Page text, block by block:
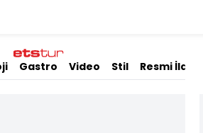
Gastro Video Stil Resmi İlanlar